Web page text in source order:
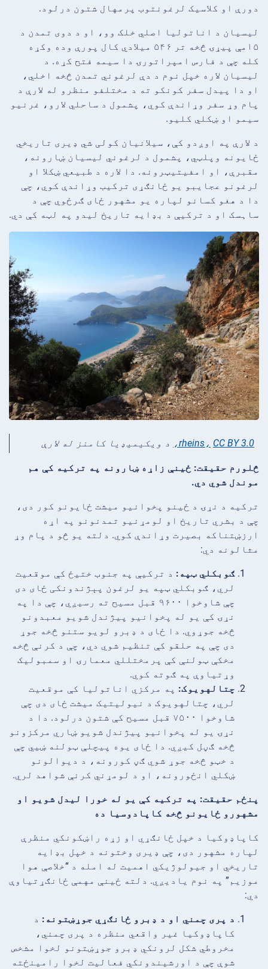
دورې او کلاسیک لرغونتوب پرمهال شتون درلود.
لیسیان د اناتولیا اصلي خلک وو، او د دوی تمدن د
۱۵مې پیړۍ څخه تر ۵۴۶ میلادي کال پورې وده وکړه
کله چې د فارس امپراتورۍ دا سیمه فتح کړه. د
لیسیان لاره خپل نوم د دې لرغوني تمدن څخه اخلي،
او دا پیدل سفر کونکو ته د مختلفو منظرو له لارې د
پام وړ سفر وړاندې کوي، پشمول د ساحلي لارو، غرنیو
سیمو او ښکلي کلیو.
د لارې په اوږدو کې، سیلانیان کولی شي ډیری تاریخي
ځایونه وپلټي، پشمول د لرغوني لیسیان ښارونه،
مقبرې، او امفیتیټرونه. دا لاره د طبیعي ښکلا او
لرغونو عجایبو یو ځانګړی ترکیب وړاندې کوي، چې
دا د هغو کسانو لپاره یو مشهور ځای ګرځوي چې د
ساہسک او د ترکیې د بډایه تاریخ لیدو په لټه کې دي.
rheins، CC BY 3.0، د ويکيميډيا کامنز له لارې
څلورم حقیقت: ځینې زاړه ښارونه په ترکیه کې هم
موندل شوي دي.
ترکیه د نړۍ د ځینو پخوانیو میشت ځایونو کور دی،
چې د بشري تاریخ او لومړنیو تمدنونو په اړه
ارزښتناکه بصیرت وړاندې کوي. دلته یو څو د پام وړ
مثالونه دي:
ګوبکلي ټپه: د ترکیې په جنوب ختیځ کې موقعیت
لري، ګوبکلي ټپه یو لرغون پېژندونکی ځای دی
چې شاوخوا ۹۶۰۰ قبل مسیح ته رسیږي، چې دا په
نړۍ کې یو له پخوانیو پیژندل شویو معبدونو
څخه جوړوي. دا ځای د ډبرو لویو ستنو څخه جوړ
دی چې په حلقو کې تنظیم شوي دي، چې د کرنې څخه
مخکې ټولنې کې پرمختللي معمارۍ او سمبولیک
وړتیاوې په ګوته کوي.
چتالهویوک: په مرکزي اناتولیا کې موقعیت
لري، چتالهویوک د نیولیتیک میشت ځای دی چې
شاوخوا ۷۵۰۰ قبل مسیح کې شتون درلود. دا د
نړۍ یو له پخوانیو پیژندل شویو ښاري مرکزونو
څخه ګڼل کیږي. دا ځای یوه پیچلې ټولنه ښیي چې
د خټو څخه جوړ شوي ګڼ کورونه، د دیوالونو
ښکلي انځورونه، او د لومړني کرنې شواهد لري.
پنځم حقیقت: په ترکیه کې یو له خورا لیدل شویو او
مشهورو ځایونو څخه کاپادوسیا ده
کاپاډوکیا د خپل ځانګړي او زړه راښکونکي منظرې
لپاره مشهور دی، چې ډیری وختونه د خپل بډایه
تاریخي او جیولوژیکي اهمیت له امله د “خلاصې هوا
موزیم” په نوم یادیږي. دلته ځینې مهمې ځانګړتیاوې
دي:
د پری چمني او د ډبرو ځانګړي جوړښتونه: د
کاپاډوکیا غیر واقعي منظره د پری چمني،
مخروطي شکل لرونکي ډبرو جوړښتونو لخوا مشخص
شوې چې د اورشیندونکي فعالیت لخوا رامینځته